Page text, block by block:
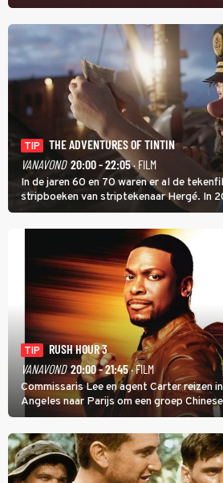
TIP
THE ADVENTURES OF TINTIN
VANAVOND 20:00 - 22:05· FILM
In de jaren 60 en 70 waren er al de
stripboeken van striptekenaar Hergé. In
meer tot leven in The Adventures of
TIP
RUSH HOUR 3
VANAVOND 20:00 - 21:45· FILM
Commissaris Lee en agent Carter reizen
Angeles naar Parijs om een groep
hand aan te pakken.